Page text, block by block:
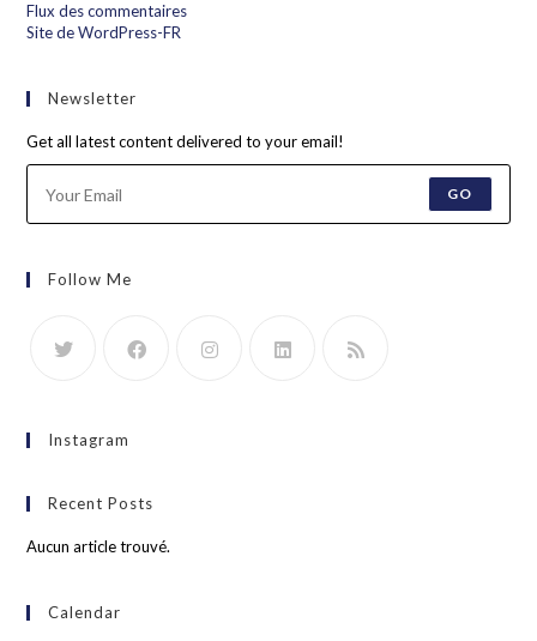
Flux des commentaires
Site de WordPress-FR
Newsletter
Get all latest content delivered to your email!
GO
Follow Me
Instagram
Recent Posts
Aucun article trouvé.
Calendar